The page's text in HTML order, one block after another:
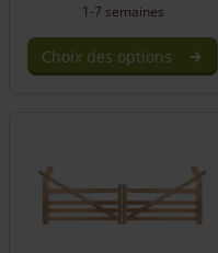
1-7 semaines
Choix des options